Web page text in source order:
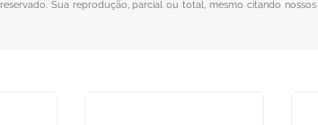
Sua reprodução, parcial ou total, mesmo citando